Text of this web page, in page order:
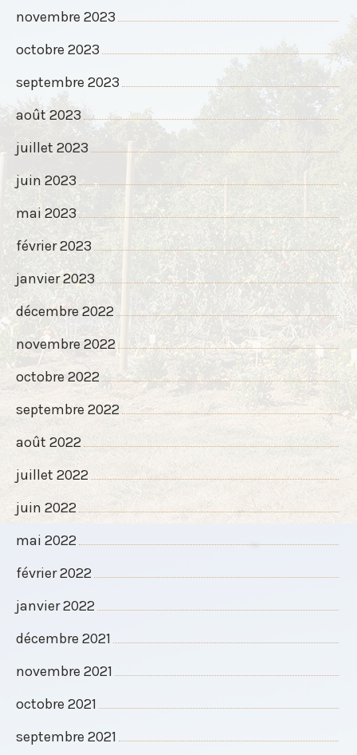
novembre 2023
octobre 2023
septembre 2023
août 2023
juillet 2023
juin 2023
mai 2023
février 2023
janvier 2023
décembre 2022
novembre 2022
octobre 2022
septembre 2022
août 2022
juillet 2022
juin 2022
mai 2022
février 2022
janvier 2022
décembre 2021
novembre 2021
octobre 2021
septembre 2021